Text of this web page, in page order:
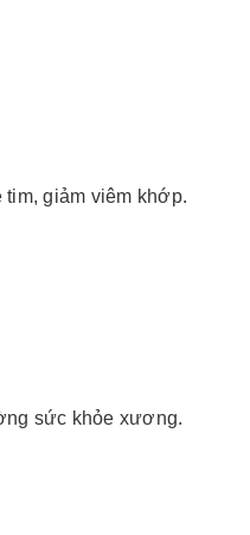
giảm viêm khớp.
sức khỏe xương.